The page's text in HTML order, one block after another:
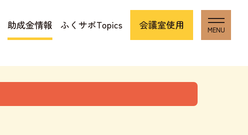
助成金情報 ふくサポTopics 会議室使用